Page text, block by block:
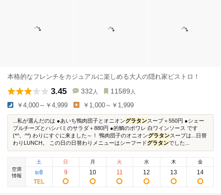
本格的なフレンチをカジュアルに楽しめる大人の隠れ家ビストロ！
3.45 332 人 11589 人
￥4,000～￥4,999 ￥1,000～￥1,999
...私が選んだのは ●あいち鴨肉団子とオニオングラタンスープ＋550円 ●シェー
ブルチーズとハシバミのサラダ＋880円 ●的鯛のポワレ 白ワインソース です
(*^。^*) わりにすぐに来ました～！ 鴨肉団子のオニオングラタンスープは...日替
わりLUNCH。 この日の日替わりメニューはシーフードグラタンでした...
空席
情報
土
8/8
日
9
月
10
火
11
水
12
木
13
金
14